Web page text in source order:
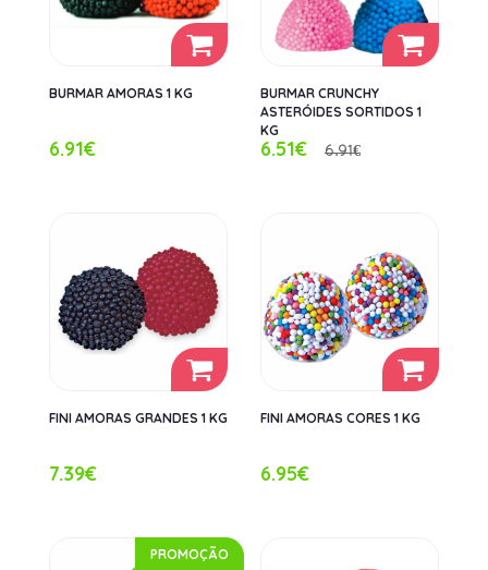
BURMAR AMORAS 1 KG
6.91€
BURMAR CRUNCHY
ASTERÓIDES SORTIDOS 1
KG
6.51€ 6.91€
FINI AMORAS GRANDES 1 KG
7.39€
FINI AMORAS CORES 1 KG
6.95€
PROMOÇÃO